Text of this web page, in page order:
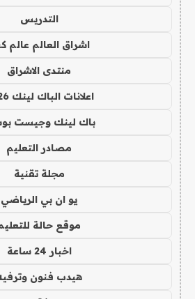
التدريس
اشراق العالم عالم
منتدى الاشراق
اعلانات الباك لينك 2026
باك لينك وجيست
مصادر التعليم
مجلة تقنية
يو ان بي الرياضي
موقع حالة
اخبار 24 ساعة
هيدب فنون